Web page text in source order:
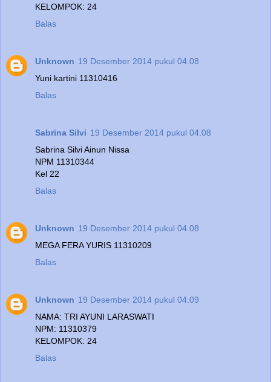
KELOMPOK: 24
Balas
Unknown 19 Desember 2014 pukul 04.08
Yuni kartini 11310416
Balas
Sabrina Silvi 19 Desember 2014 pukul 04.08
Sabrina Silvi Ainun Nissa
NPM 11310344
Kel 22
Balas
Unknown 19 Desember 2014 pukul 04.08
MEGA FERA YURIS 11310209
Balas
Unknown 19 Desember 2014 pukul 04.09
NAMA: TRI AYUNI LARASWATI
NPM: 11310379
KELOMPOK: 24
Balas